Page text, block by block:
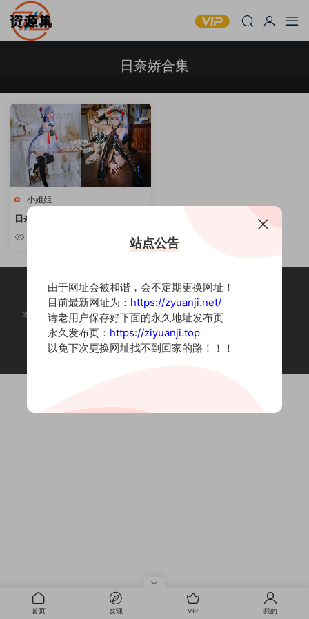
日奈娇合集
小姐姐
日奈娇 – 可爱软萌写真合集 [持续
更新]
本站为摄影写真图片网站，内容来自网络收集整理，仅作个人学习使用。
如有违法内容请联系删除
Copyright © 2022 资源集
首页 发现 VIP 我的
站点公告
由于网址会被和谐，会不定期更换网址！
目前最新网址为： https://zyuanji.net/
请老用户保存好下面的永久地址发布页
永久发布页： https://ziyuanji.top
以免下次更换网址找不到回家的路！！！